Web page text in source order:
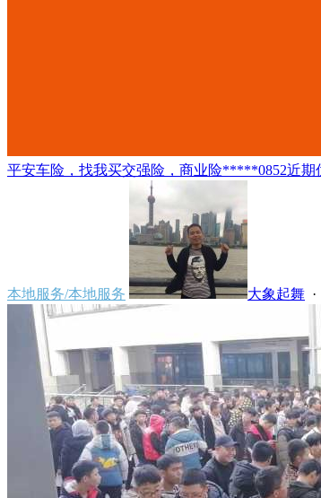
平安车险，找我买交强险，商业险*****0852近期
本地服务/本地服务 大象起舞